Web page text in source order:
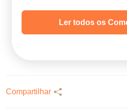
Ler todos os
Compartilhar